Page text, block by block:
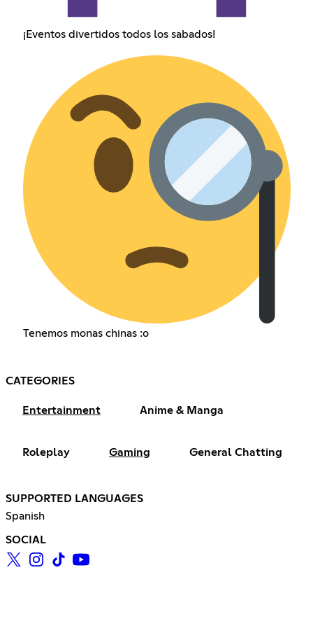
¡Eventos divertidos todos los sabados!
Tenemos monas chinas :o
CATEGORIES
Entertainment Anime & Manga
Roleplay Gaming General Chatting
SUPPORTED LANGUAGES
Spanish
SOCIAL